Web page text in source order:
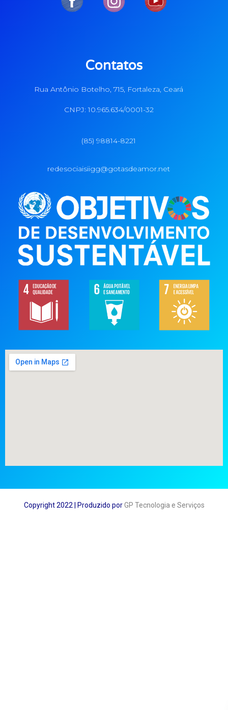
Contatos
Rua Antônio Botelho, 715, Fortaleza, Ceará
CNPJ: 10.965.634/0001-32
(85) 98814-8221
redesociaisiigg@gotasdeamor.net
Copyright 2022 | Produzido por GP Tecnologia e Serviços